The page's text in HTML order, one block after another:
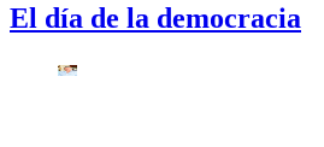
El día de la democracia